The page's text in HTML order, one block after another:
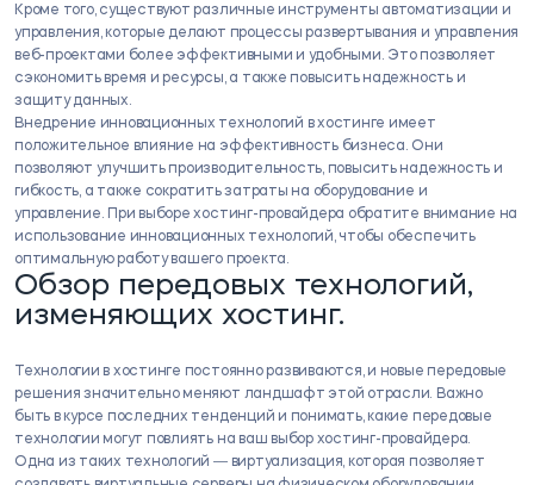
Кроме того, существуют различные инструменты автоматизации и
управления, которые делают процессы развертывания и управления
веб-проектами более эффективными и удобными. Это позволяет
сэкономить время и ресурсы, а также повысить надежность и
защиту данных.​
Внедрение инновационных технологий в хостинге имеет
положительное влияние на эффективность бизнеса.​ Они
позволяют улучшить производительность, повысить надежность и
гибкость, а также сократить затраты на оборудование и
управление.​ При выборе хостинг-провайдера обратите внимание на
использование инновационных технологий, чтобы обеспечить
оптимальную работу вашего проекта.
Обзор передовых технологий,
изменяющих хостинг.​
Технологии в хостинге постоянно развиваются, и новые передовые
решения значительно меняют ландшафт этой отрасли.​ Важно
быть в курсе последних тенденций и понимать, какие передовые
технологии могут повлиять на ваш выбор хостинг-провайдера.
Одна из таких технологий ― виртуализация, которая позволяет